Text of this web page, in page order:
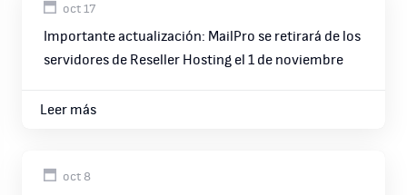
oct 17
Importante actualización: MailPro se retirará de los
servidores de Reseller Hosting el 1 de noviembre
Leer más
oct 8